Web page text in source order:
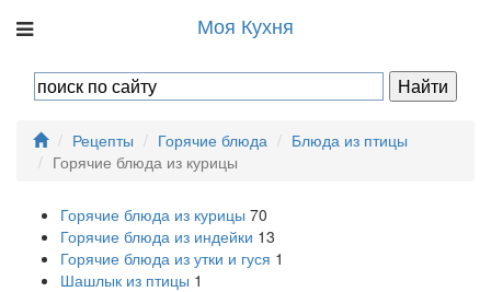
Моя Кухня
Рецепты Горячие блюда
Блюда из птицы
Горячие блюда из курицы
Горячие блюда из курицы 70
Горячие блюда из индейки 13
Горячие блюда из утки и гуся 1
Шашлык из птицы 1